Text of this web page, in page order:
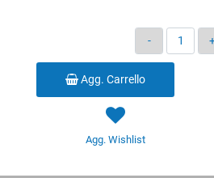
Quantità
Agg. Carrello
Agg. Wishlist